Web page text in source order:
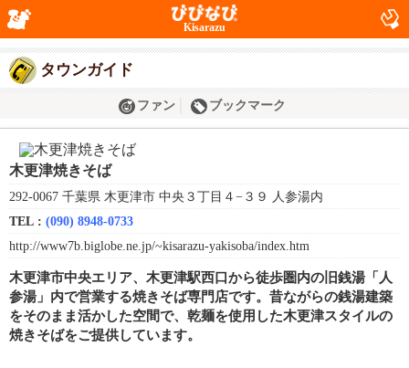
Kisarazu
タウンガイド
ファン ブックマーク
木更津焼きそば
292-0067 千葉県 木更津市 中央３丁目４−３９ 人参湯内
TEL : (090) 8948-0733
http://www7b.biglobe.ne.jp/~kisarazu-yakisoba/index.htm
木更津市中央エリア、木更津駅西口から徒歩圏内の旧銭湯「人
参湯」内で営業する焼きそば専門店です。昔ながらの銭湯建築
をそのまま活かした空間で、乾麺を使用した木更津スタイルの
焼きそばをご提供しています。